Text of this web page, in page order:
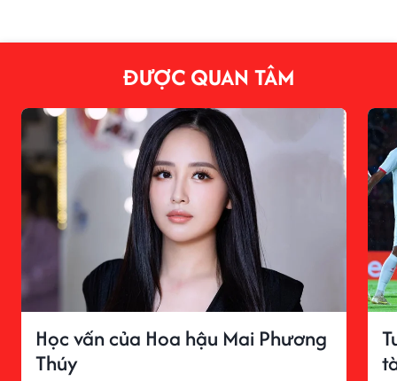
ĐƯỢC QUAN TÂM
Học vấn của Hoa hậu Mai Phương
Thúy